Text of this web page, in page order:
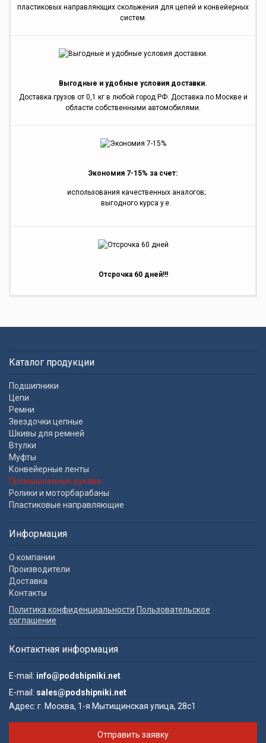
пластиковых направляющих скольжения для цепей и конвейерных
систем.
Выгодные и удобные условия доставки.
Доставка грузов от 0,1 кг в любой город РФ. Доставка по Москве и
области собственными автомобилями.
Экономия 7-15% за счет:
использования качественных аналогов;
выгодного курса y.e.
Отсрочка 60 дней!!!
Каталог продукции
Подшипники
Цепи
Ремни
Звездочки цепные
Шкивы для ремней
Втулки
Муфты
Конвейерные ленты
Промышленные рукава
Ролики и моторбарабаны
Пластиковые направляющие
Информация
О компании
Производители
Доставка
Контакты
Политика конфиденциальности Пользовательское
соглашение
Контактная информация
E-mail: info@podshipniki.net
E-mail: sales@podshipniki.net
Адрес: г. Москва, 1-я Мытищинская улица, 28с1
Отправить заявку